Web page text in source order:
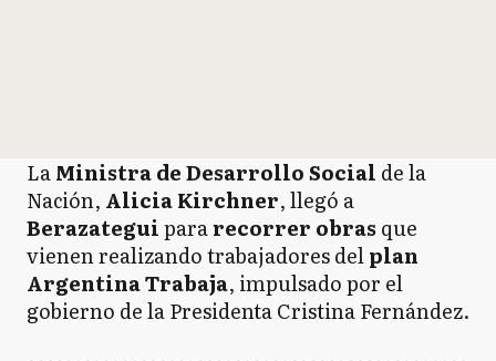
LaMinistra de Desarrollo Social de la
Nación, Alicia Kirchner, llegó a
Berazateguipararecorrer obras que
vienen realizando trabajadores delplan
Argentina Trabaja, impulsado por el
gobierno de la Presidenta Cristina Fernández.